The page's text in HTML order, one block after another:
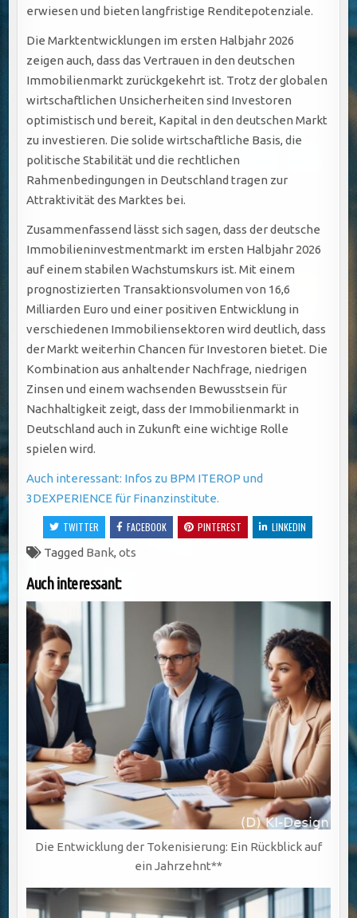
erwiesen und bieten langfristige Renditepotenziale.
Die Marktentwicklungen im ersten Halbjahr 2026
zeigen auch, dass das Vertrauen in den deutschen
Immobilienmarkt zurückgekehrt ist. Trotz der globalen
wirtschaftlichen Unsicherheiten sind Investoren
optimistisch und bereit, Kapital in den deutschen Markt
zu investieren. Die solide wirtschaftliche Basis, die
politische Stabilität und die rechtlichen
Rahmenbedingungen in Deutschland tragen zur
Attraktivität des Marktes bei.
Zusammenfassend lässt sich sagen, dass der deutsche
Immobilieninvestmentmarkt im ersten Halbjahr 2026
auf einem stabilen Wachstumskurs ist. Mit einem
prognostizierten Transaktionsvolumen von 16,6
Milliarden Euro und einer positiven Entwicklung in
verschiedenen Immobiliensektoren wird deutlich, dass
der Markt weiterhin Chancen für Investoren bietet. Die
Kombination aus anhaltender Nachfrage, niedrigen
Zinsen und einem wachsenden Bewusstsein für
Nachhaltigkeit zeigt, dass der Immobilienmarkt in
Deutschland auch in Zukunft eine wichtige Rolle
spielen wird.
Auch interessant: Infos zu BPM ITEROP und
3DEXPERIENCE für Finanzinstitute.
TWITTER FACEBOOK PINTEREST
LINKEDIN
Tagged Bank,ots
Auch interessant:
Die Entwicklung der Tokenisierung: Ein Rückblick auf
ein Jahrzehnt**